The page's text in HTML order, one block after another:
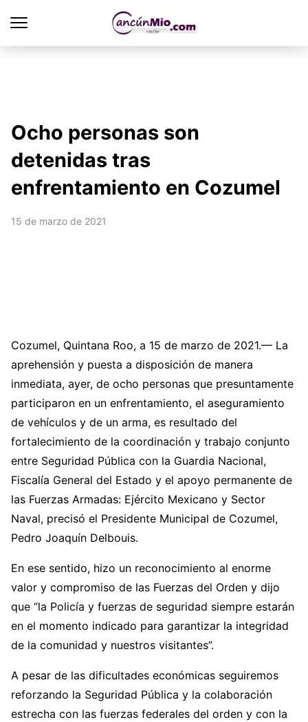
Ocho personas son
detenidas tras
enfrentamiento en Cozumel
15 de marzo de 2021
Cozumel, Quintana Roo, a 15 de marzo de 2021.— La
aprehensión y puesta a disposición de manera
inmediata, ayer, de ocho personas que presuntamente
participaron en un enfrentamiento, el aseguramiento
de vehículos y de un arma, es resultado del
fortalecimiento de la coordinación y trabajo conjunto
entre Seguridad Pública con la Guardia Nacional,
Fiscalía General del Estado y el apoyo permanente de
las Fuerzas Armadas: Ejército Mexicano y Sector
Naval, precisó el Presidente Municipal de Cozumel,
Pedro Joaquín Delbouis.
En ese sentido, hizo un reconocimiento al enorme
valor y compromiso de las Fuerzas del Orden y dijo
que “la Policía y fuerzas de seguridad siempre estarán
en el momento indicado para garantizar la integridad
de la comunidad y nuestros visitantes”.
A pesar de las dificultades económicas seguiremos
reforzando la Seguridad Pública y la colaboración
estrecha con las fuerzas federales del orden y con la